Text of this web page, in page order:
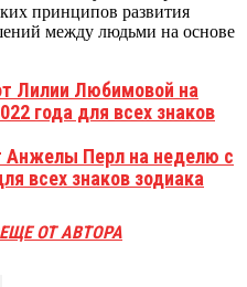
принципов развития
между людьми на основе
Лилии Любимовой на
года для всех знаков
Анжелы Перл на неделю с
всех знаков зодиака
ЕЩЕ ОТ АВТОРА